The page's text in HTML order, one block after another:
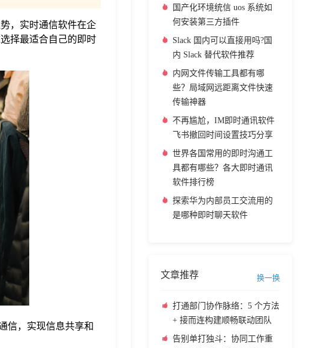
，实时通信软件在企
择最适合自己的即时
信，实现信息共享和
国产化环境统信 uos 系统如
何安装第三方插件
Slack 国内可以直接用吗?国
内 Slack 替代软件推荐
内网文件传输工具都有哪
些？局域网远距离文件快速
传输神器
不再尴尬，IM即时通讯软件
飞书撤回时间设置技巧分享
世界各国常用的即时沟通工
具都有哪些？各大即时通讯
软件排行榜
探索华为内部员工交流用的
是哪种即时聊天软件
文章推荐 换一换
打通部门协作脉络：5 个方法
+ 接而连构建顺畅联动团队
告别单打独斗：协同工作重